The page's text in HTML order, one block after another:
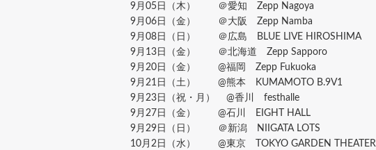
9月05日（木） ＠愛知 Zepp Nagoya
9月06日（金） ＠大阪 Zepp Namba
9月08日（日） ＠広島 BLUE LIVE HIROSHIMA
9月13日（金） ＠北海道 Zepp Sapporo
9月20日（金） @福岡 Zepp Fukuoka
9月21日（土） @熊本 KUMAMOTO B.9V1
9月23日（祝・月） @香川 festhalle
9月27日（金） @石川 EIGHT HALL
9月29日（日） ＠新潟 NIIGATA LOTS
10月2日（水） @東京 TOKYO GARDEN THEATER